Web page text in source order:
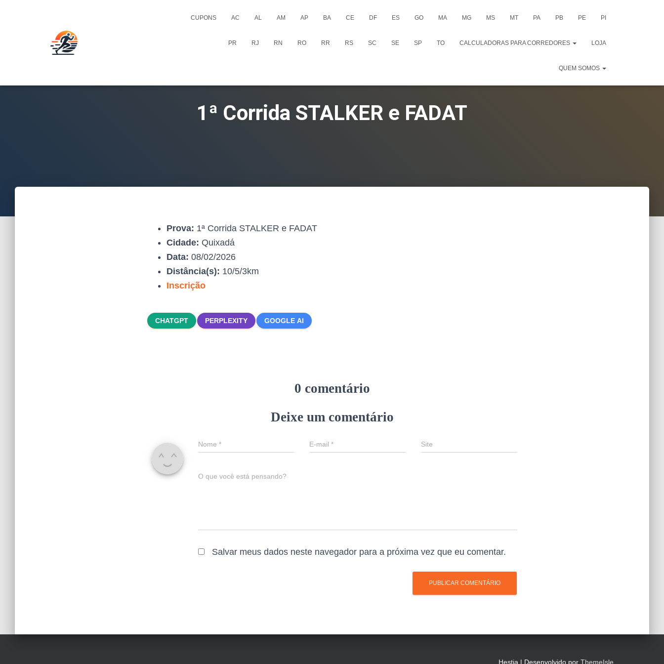
CUPONS AC AL AM AP BA CE DF ES GO MA MG MS MT PA PB PE PI
PR RJ RN RO RR RS SC SE SP TO CALCULADORAS PARA CORREDORES LOJA
QUEM SOMOS
1ª Corrida STALKER e FADAT
Prova: 1ª Corrida STALKER e FADAT
Cidade: Quixadá
Data: 08/02/2026
Distância(s): 10/5/3km
Inscrição
CHATGPT PERPLEXITY GOOGLE AI
0 comentário
Deixe um comentário
Nome * E-mail* Site
O que você está pensando?
Salvar meus dados neste navegador para a próxima vez que eu comentar.
Hestia | Desenvolvido por ThemeIsle